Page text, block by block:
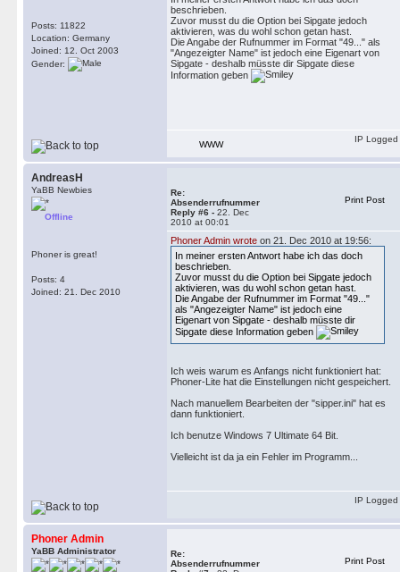
Posts: 11822
Location: Germany
Joined: 12. Oct 2003
Gender:
beschrieben.
Zuvor musst du die Option bei Sipgate jedoch
aktivieren, was du wohl schon getan hast.
Die Angabe der Rufnummer im Format "49..." als
"Angezeigter Name" ist jedoch eine Eigenart von
Sipgate - deshalb müsste dir Sipgate diese
Information geben
WWW
IP Logged
AndreasH
YaBB Newbies
Offline
Phoner is great!
Posts: 4
Joined: 21. Dec 2010
Re:
Absenderrufnummer
Reply #6 - 22. Dec
2010 at 00:01
Print Post
Phoner Admin wrote on 21. Dec 2010 at 19:56:
In meiner ersten Antwort habe ich das doch
beschrieben.
Zuvor musst du die Option bei Sipgate jedoch
aktivieren, was du wohl schon getan hast.
Die Angabe der Rufnummer im Format "49..."
als "Angezeigter Name" ist jedoch eine
Eigenart von Sipgate - deshalb müsste dir
Sipgate diese Information geben
Ich weis warum es Anfangs nicht funktioniert hat:
Phoner-Lite hat die Einstellungen nicht gespeichert.
Nach manuellem Bearbeiten der "sipper.ini" hat es
dann funktioniert.
Ich benutze Windows 7 Ultimate 64 Bit.
Vielleicht ist da ja ein Fehler im Programm...
IP Logged
Phoner Admin
YaBB Administrator
Re:
Absenderrufnummer
Print Post